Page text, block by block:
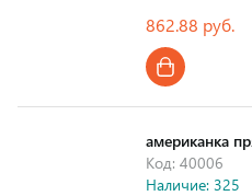
862.88 руб.
американка
Код: 40006
Наличие: 325